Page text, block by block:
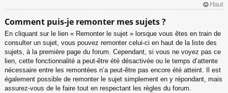
Haut
Comment puis-je remonter mes sujets ?
En cliquant sur le lien « Remonter le sujet » lorsque vous êtes en train de
consulter un sujet, vous pouvez remonter celui-ci en haut de la liste des
sujets, à la première page du forum. Cependant, si vous ne voyez pas ce
lien, cette fonctionnalité a peut-être été désactivée ou le temps d’attente
nécessaire entre les remontées n’a peut-être pas encore été atteint. Il est
également possible de remonter le sujet simplement en y répondant, mais
assurez-vous de le faire tout en respectant les règles du forum.